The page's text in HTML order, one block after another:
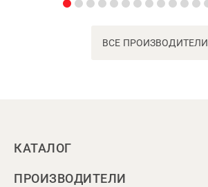
ВСЕ ПРОИЗВОДИТЕЛИ
КАТАЛОГ
ПРОИЗВОДИТЕЛИ